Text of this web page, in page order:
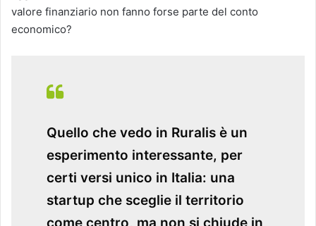
valore finanziario non fanno forse parte del conto
economico?
Quello che vedo in Ruralis è un
esperimento interessante, per
certi versi unico in Italia: una
startup che sceglie il territorio
come centro, ma non si chiude in